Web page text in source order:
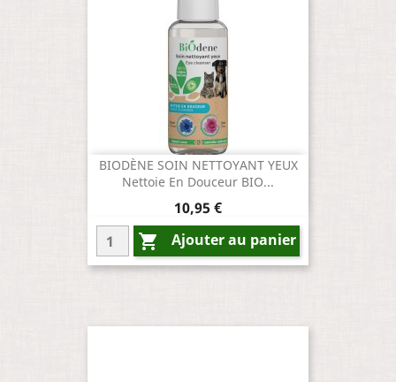
BIODÈNE SOIN NETTOYANT YEUX
Nettoie En Douceur BIO...
Prix
10,95 €
 Ajouter au panier